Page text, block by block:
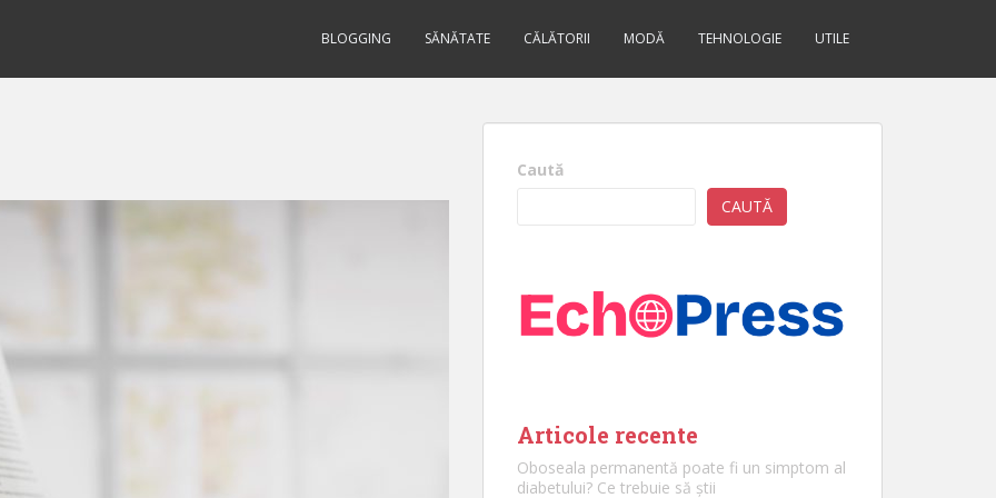
BLOGGING SĂNĂTATE CĂLĂTORII MODĂ TEHNOLOGIE UTILE
Caută
CAUTĂ
Articole recente
Oboseala permanentă poate fi un simptom al
diabetului? Ce trebuie să știi